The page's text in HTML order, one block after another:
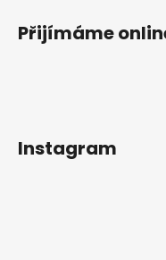
Přijímáme
Instagram